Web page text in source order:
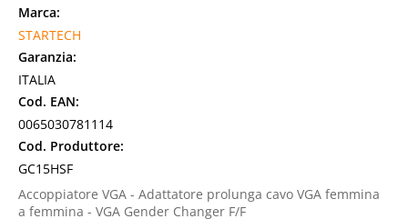
Marca:
STARTECH
Garanzia:
ITALIA
Cod. EAN:
0065030781114
Cod. Produttore:
GC15HSF
Accoppiatore VGA - Adattatore prolunga cavo VGA femmina
a femmina - VGA Gender Changer F/F